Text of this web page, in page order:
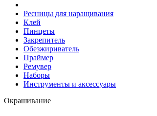
Ресницы для наращивания
Клей
Пинцеты
Закрепитель
Обезжириватель
Праймер
Ремувер
Наборы
Инструменты и аксессуары
Окрашивание